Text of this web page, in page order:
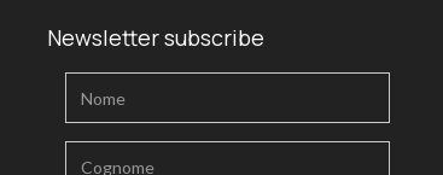
Newsletter subscribe